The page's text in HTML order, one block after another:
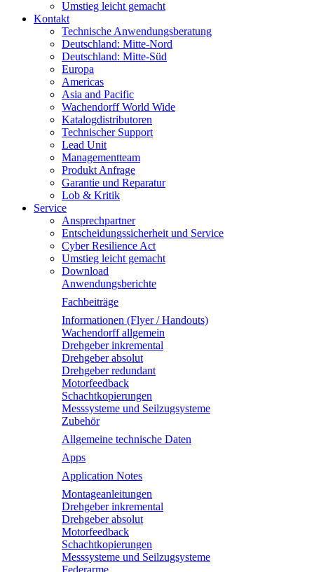
Umstieg leicht gemacht
Kontakt
Technische Anwendungsberatung
Deutschland: Mitte-Nord
Deutschland: Mitte-Süd
Europa
Americas
Asia and Pacific
Wachendorff World Wide
Katalogdistributoren
Technischer Support
Lead Unit
Managementteam
Produkt Anfrage
Garantie und Reparatur
Lob & Kritik
Service
Ansprechpartner
Entscheidungssicherheit und Service
Cyber Resilience Act
Umstieg leicht gemacht
Download
Anwendungsberichte
Fachbeiträge
Informationen (Flyer / Handouts)
Wachendorff allgemein
Drehgeber inkremental
Drehgeber absolut
Drehgeber redundant
Motorfeedback
Schachtkopierungen
Messsysteme und Seilzugsysteme
Zubehör
Allgemeine technische Daten
Apps
Application Notes
Montageanleitungen
Drehgeber inkremental
Drehgeber absolut
Motorfeedback
Schachtkopierungen
Messsysteme und Seilzugsysteme
Federarme